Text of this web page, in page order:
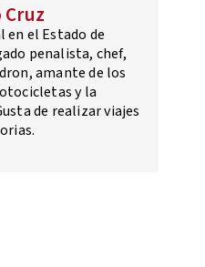
en el Estado de
penalista, chef,
amante de los
y la
de realizar viajes